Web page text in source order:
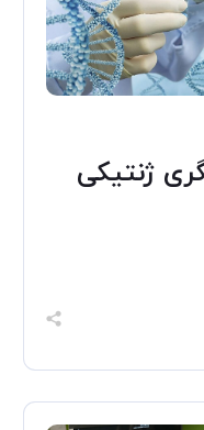
ژنتیکی